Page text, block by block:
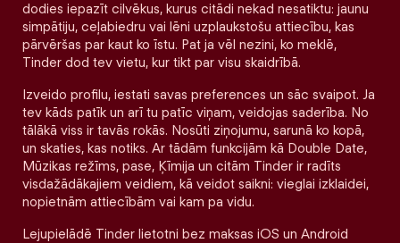
dodies iepazīt cilvēkus, kurus citādi nekad nesatiktu: jaunu
simpātiju, ceļabiedru vai lēni uzplaukstošu attiecību, kas
pārvēršas par kaut ko īstu. Pat ja vēl nezini, ko meklē,
Tinder dod tev vietu, kur tikt par visu skaidrībā.
Izveido profilu, iestati savas preferences un sāc svaipot. Ja
tev kāds patīk un arī tu patīc viņam, veidojas saderība. No
tālākā viss ir tavās rokās. Nosūti ziņojumu, sarunā ko kopā,
un skaties, kas notiks. Ar tādām funkcijām kā Double Date,
Mūzikas režīms, pase, Ķīmija un citām Tinder ir radīts
visdažādākajiem veidiem, kā veidot saikni: vieglai izklaidei,
nopietnām attiecībām vai kam pa vidu.
Lejupielādē Tinder lietotni bez maksas iOS un Android